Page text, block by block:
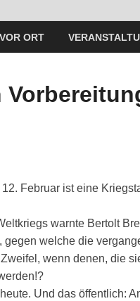
VOR ORT
Februar ist eine
warnte Bertolt
welche die
wenn denen, die
Und das öffentlich: